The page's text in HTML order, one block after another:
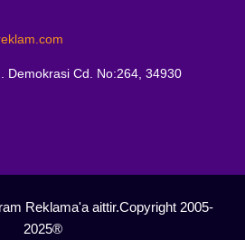
Demokrasi Cd. No:264, 34930
Reklama'a aittir.Copyright 2005-
2025®